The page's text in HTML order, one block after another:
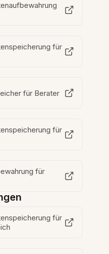
für
für Berater
für
für
für